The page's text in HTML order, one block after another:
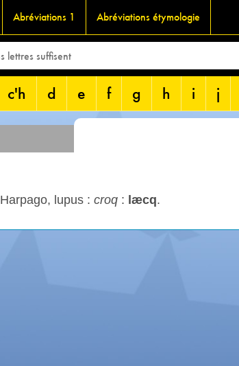
Abréviations 1 Abréviations étymologie
c'h d e f g h i j
Harpago, lupus : croq : læcq.